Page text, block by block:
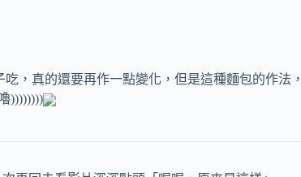
，真的還要再作一點變化，但是這種麵包的作法
))))))))